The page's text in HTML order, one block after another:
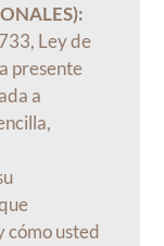
Ley de
presente
a
cómo usted